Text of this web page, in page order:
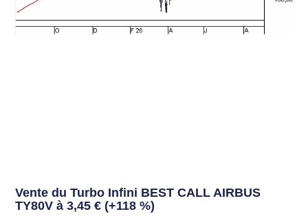
Vente du Turbo Infini BEST CALL AIRBUS
TY80V à 3,45 € (+118 %)